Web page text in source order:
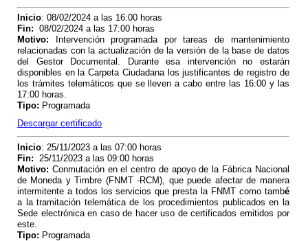
Inicio: 08/02/2024 a las 16:00 horas
Fin: 08/02/2024 a las 17:00 horas
Motivo: Intervención programada por tareas de mantenimiento
relacionadas con la actualización de la versión de la base de datos
del Gestor Documental. Durante esa intervención no estarán
disponibles en la Carpeta Ciudadana los justificantes de registro de
los trámites telemáticos que se lleven a cabo entre las 16:00 y las
17:00 horas.
Tipo: Programada
Descargar certificado
Inicio: 25/11/2023 a las 07:00 horas
Fin:
25/11/2023 a las 09:00 horas
Motivo: Conmutación en el centro de apoyo de la Fábrica Nacional
de Moneda y Timbre (FNMT -RCM), que puede afectar de manera
intermitente a todos los servicios que presta la FNMT como també
a la tramitación telemática de los procedimientos publicados en la
Sede electrónica en caso de hacer uso de certificados emitidos por
este.
Tipo: Programada